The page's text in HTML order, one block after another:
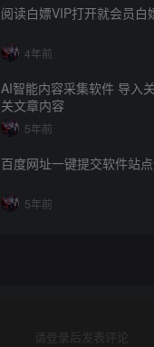
阅读白嫖VIP打开就会员白
4年前
AI智能内容采集软件 导入
关文章内容
5年前
百度网址一键提交软件站
5年前
请登录后发表评论